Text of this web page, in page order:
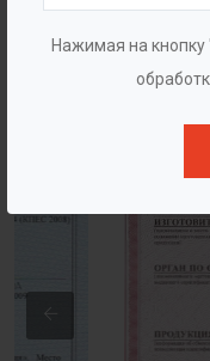
Нажимая на кнопку